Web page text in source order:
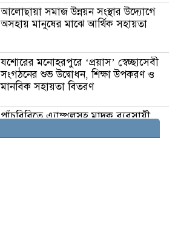
আলোছায়া সমাজ উন্নয়ন সংস্থার উদ্যোগে
অসহায় মানুষের মাঝে আর্থিক সহায়তা
যশোরের মনোহরপুরে ‘প্রয়াস’ স্বেচ্ছাসেবী
সংগঠনের শুভ উদ্বোধন, শিক্ষা উপকরণ ও
মানবিক সহায়তা বিতরণ
পাঁচবিবিতে এ্যাম্পুলসহ মাদক ব্যবসায়ী